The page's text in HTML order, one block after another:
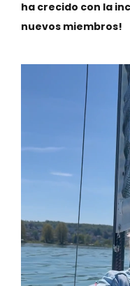
ha crecido con la
nuevos miembros!